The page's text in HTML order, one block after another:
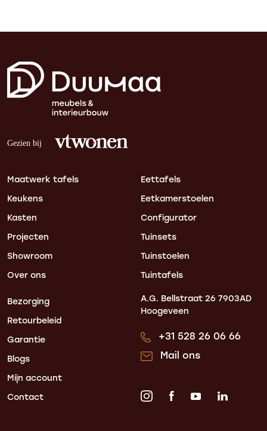
Maatwerk tafels
Keukens
Kasten
Projecten
Showroom
Over ons
Eettafels
Eetkamerstoelen
Configurator
Tuinsets
Tuinstoelen
Tuintafels
Bezorging
Retourbeleid
Garantie
Blogs
Mijn account
Contact
A.G. Bellstraat 26 7903AD
Hoogeveen
+31 528 26 06 66
Mail ons